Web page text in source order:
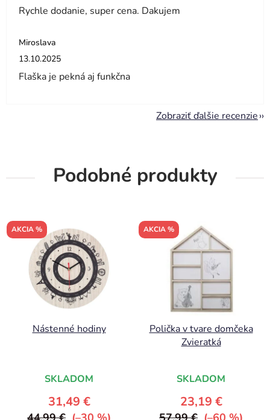
Rychle dodanie, super cena. Dakujem
Miroslava
Hodnotenie obchodu je 5 z 5 hviezdičiek.
13.10.2025
Flaška je pekná aj funkčna
Zobraziť ďalšie recenzie
Podobné produkty
AKCIA %
Nástenné hodiny
SKLADOM
31,49 €
AKCIA %
Polička v tvare domčeka
Zvieratká
SKLADOM
23,19 €